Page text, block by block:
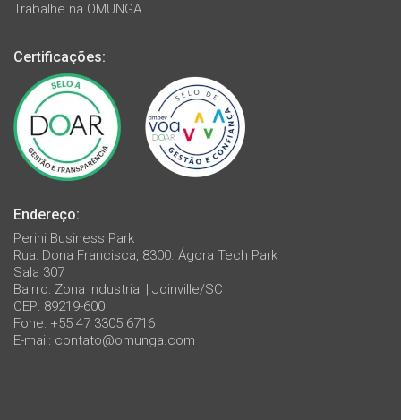
Trabalhe na OMUNGA
Certificações:
Endereço:
Perini Business Park
Rua: Dona Francisca, 8300. Ágora Tech Park
Sala 307
Bairro: Zona Industrial | Joinville/SC
CEP: 89219-600
Fone: +55 47 3305 6716
E-mail: contato@omunga.com